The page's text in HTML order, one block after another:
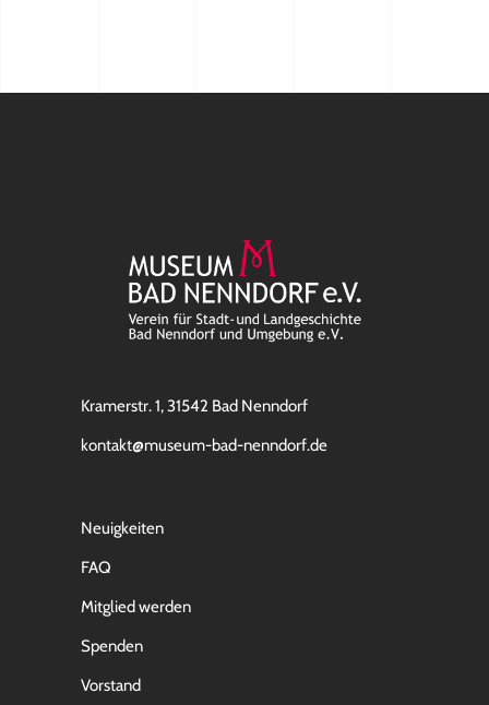
Kramerstr. 1, 31542 Bad Nenndorf
kontakt@museum-bad-nenndorf.de
Neuigkeiten
FAQ
Mitglied werden
Spenden
Vorstand